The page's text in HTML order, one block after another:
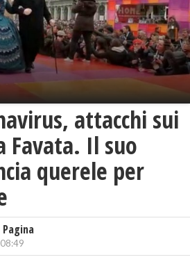
attacchi sui
Favata. Il suo
querele per
Pagina